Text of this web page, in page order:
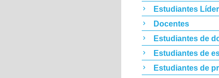
Estudiantes
Docentes
Estudiantes de
Estudiantes de
Estudiantes de